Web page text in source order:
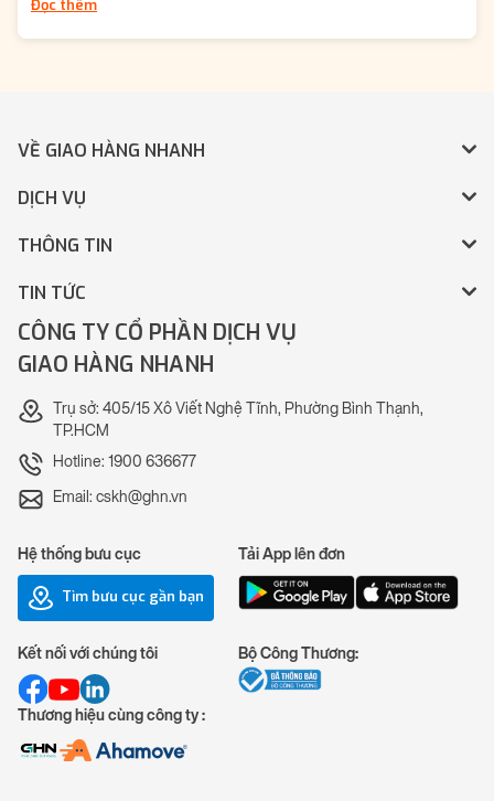
Đọc thêm
VỀ GIAO HÀNG NHANH
DỊCH VỤ
THÔNG TIN
TIN TỨC
CÔNG TY CỔ PHẦN DỊCH VỤ
GIAO HÀNG NHANH
Trụ sở: 405/15 Xô Viết Nghệ Tĩnh, Phường Bình Thạnh,
TP.HCM
Hotline: 1900 636677
Email: cskh@ghn.vn
Hệ thống bưu cục
Tìm bưu cục gần bạn
Tải App lên đơn
Kết nối với chúng tôi
Thương hiệu cùng công ty :
Bộ Công Thương: